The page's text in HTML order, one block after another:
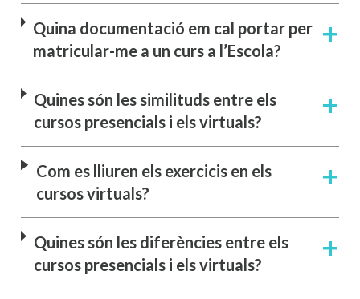
Quina documentació em cal portar per
matricular-me a un curs a l’Escola?
Quines són les similituds entre els
cursos presencials i els virtuals?
Com es lliuren els exercicis en els
cursos virtuals?
Quines són les diferències entre els
cursos presencials i els virtuals?